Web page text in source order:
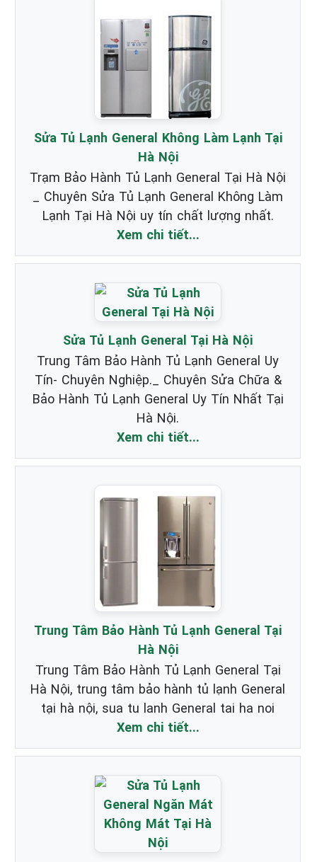
Sửa Tủ Lạnh General Không Làm Lạnh Tại
Hà Nội
Trạm Bảo Hành Tủ Lạnh General Tại Hà Nội
_ Chuyên Sửa Tủ Lạnh General Không Làm
Lạnh Tại Hà Nội uy tín chất lượng nhất.
Xem chi tiết...
Sửa Tủ Lạnh General Tại Hà Nội
Trung Tâm Bảo Hành Tủ Lạnh General Uy
Tín- Chuyên Nghiệp._ Chuyên Sửa Chữa &
Bảo Hành Tủ Lạnh General Uy Tín Nhất Tại
Hà Nội.
Xem chi tiết...
Trung Tâm Bảo Hành Tủ Lạnh General Tại
Hà Nội
Trung Tâm Bảo Hành Tủ Lạnh General Tại
Hà Nội, trung tâm bảo hành tủ lạnh General
tại hà nội, sua tu lanh General tai ha noi
Xem chi tiết...